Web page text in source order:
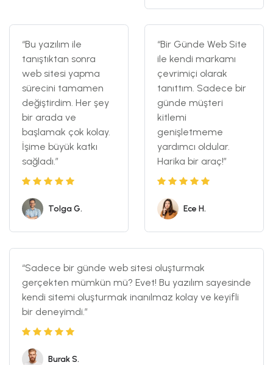
“Bu yazılım ile
tanıştıktan sonra
web sitesi yapma
sürecini tamamen
değiştirdim. Her şey
bir arada ve
başlamak çok kolay.
İşime büyük katkı
sağladı.”
Tolga G.
“Bir Günde Web Site
ile kendi markamı
çevrimiçi olarak
tanıttım. Sadece bir
günde müşteri
kitlemi
genişletmeme
yardımcı oldular.
Harika bir araç!”
Ece H.
“Sadece bir günde web sitesi oluşturmak
gerçekten mümkün mü? Evet! Bu yazılım sayesinde
kendi sitemi oluşturmak inanılmaz kolay ve keyifli
bir deneyimdi.”
Burak S.